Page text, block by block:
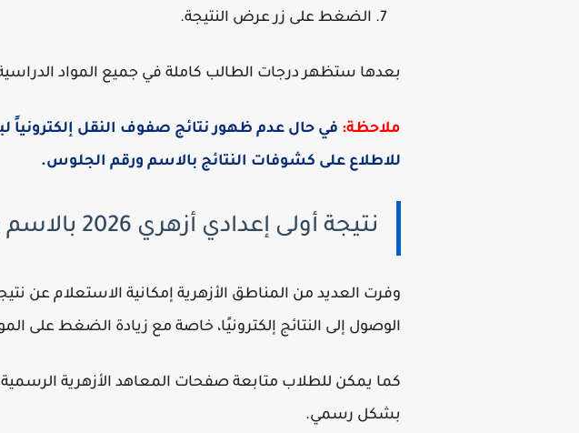
الضغط على زر عرض النتيجة.
بعدها ستظهر درجات الطالب كاملة في جميع المواد
ملاحظة: في حال عدم ظهور نتائج صفوف النقل إلكترونياً
للاطلاع على كشوفات النتائج بالاسم ورقم الجلوس.
نتيجة أولى إعدادي أزهري 2026 بالاسم ورقم الجلوس
وفرت العديد من المناطق الأزهرية إمكانية الاستعلام عن
الوصول إلى النتائج إلكترونيًا، خاصة مع زيادة الضغط على
كما يمكن للطلاب متابعة صفحات المعاهد الأزهرية الرسمية
بشكل رسمي.